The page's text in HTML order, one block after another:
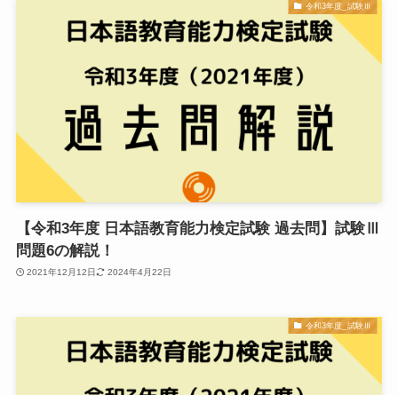
令和3年度_試験Ⅲ
【令和3年度 日本語教育能力検定試験 過去問】試験Ⅲ
問題6の解説！
2021年12月12日 2024年4月22日
令和3年度_試験Ⅲ